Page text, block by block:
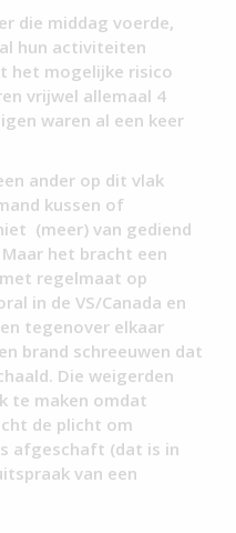
die middag voerde,
hun activiteiten
het mogelijke risico
vrijwel allemaal 4
waren al een keer
ander op dit vlak
kussen of
(meer) van gediend
het bracht een
regelmaat op
in de VS/Canada en
tegenover elkaar
brand schreeuwen dat
Die weigerden
te maken omdat
de plicht om
afgeschaft (dat is in
van een